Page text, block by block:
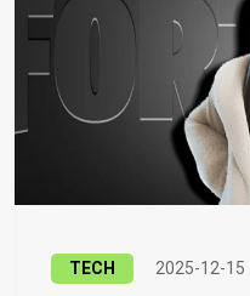
TECH 2025-12-15